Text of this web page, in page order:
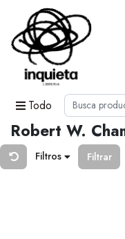
Todo
Robert W.
Filtros Filtrar